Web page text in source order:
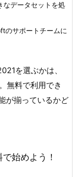
なデータセットを処
のサポートチームに
を選ぶかは、
無料で利用でき
が揃っているかど
始めよう！